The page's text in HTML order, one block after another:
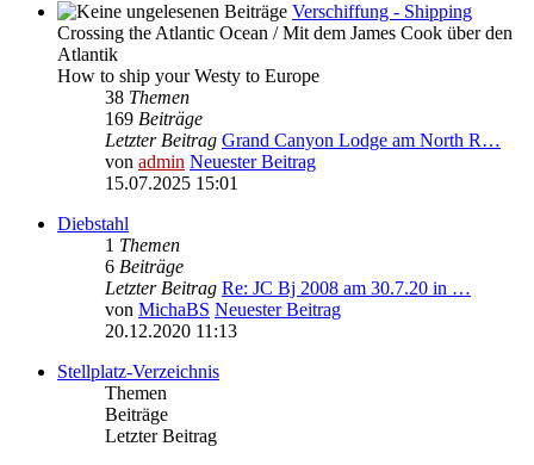
Verschiffung - Shipping
Crossing the Atlantic Ocean / Mit dem James Cook über den
Atlantik
How to ship your Westy to Europe
38 Themen
169 Beiträge
Letzter Beitrag Grand Canyon Lodge am North R…
von admin Neuester Beitrag
15.07.2025 15:01
Diebstahl
1 Themen
6 Beiträge
Letzter Beitrag Re: JC Bj 2008 am 30.7.20 in …
von MichaBS Neuester Beitrag
20.12.2020 11:13
Stellplatz-Verzeichnis
Themen
Beiträge
Letzter Beitrag